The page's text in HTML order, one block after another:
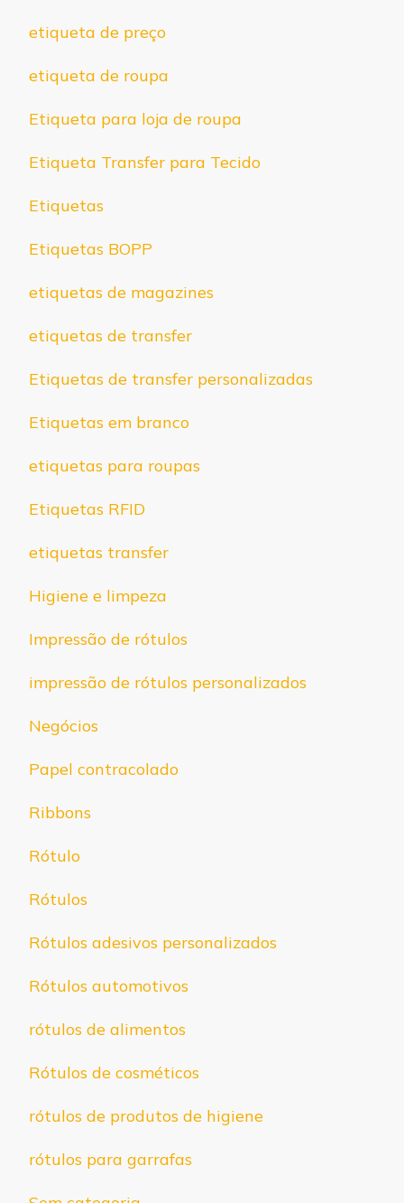
etiqueta de preço
etiqueta de roupa
Etiqueta para loja de roupa
Etiqueta Transfer para Tecido
Etiquetas
Etiquetas BOPP
etiquetas de magazines
etiquetas de transfer
Etiquetas de transfer personalizadas
Etiquetas em branco
etiquetas para roupas
Etiquetas RFID
etiquetas transfer
Higiene e limpeza
Impressão de rótulos
impressão de rótulos personalizados
Negócios
Papel contracolado
Ribbons
Rótulo
Rótulos
Rótulos adesivos personalizados
Rótulos automotivos
rótulos de alimentos
Rótulos de cosméticos
rótulos de produtos de higiene
rótulos para garrafas